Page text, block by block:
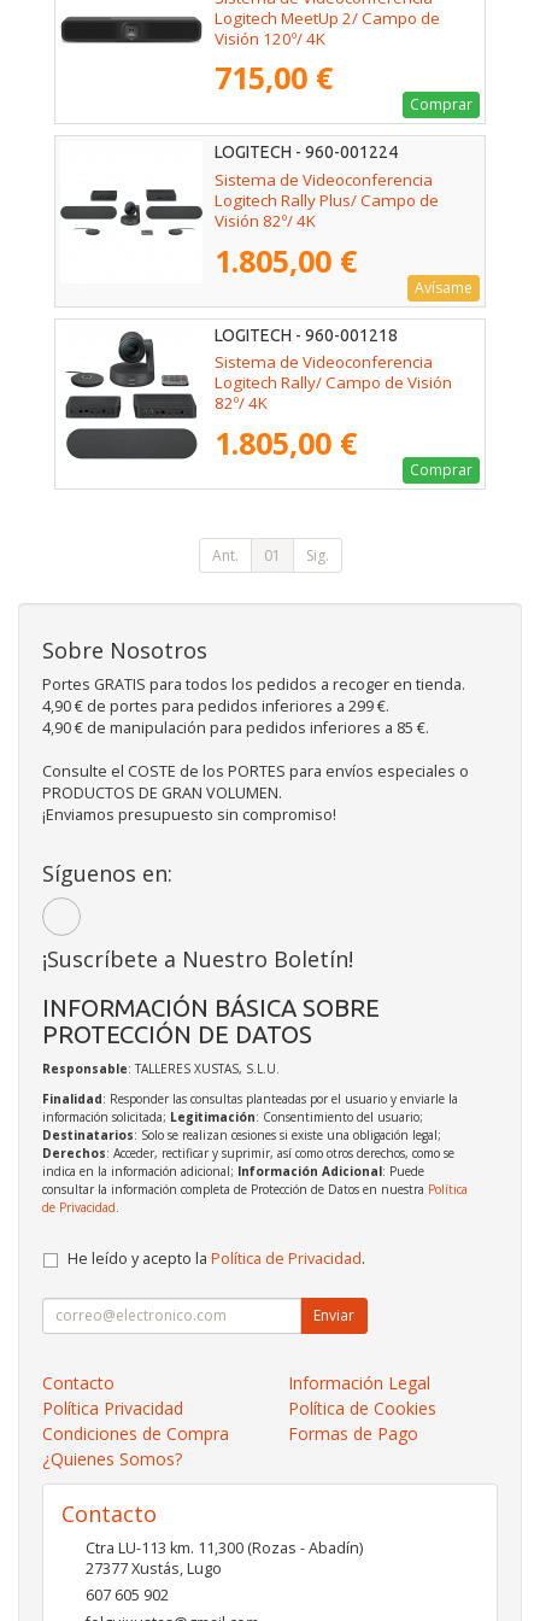
Logitech MeetUp 2/ Campo de
Visión 120º/ 4K
715,00 €
Comprar
LOGITECH - 960-001224
Sistema de Videoconferencia
Logitech Rally Plus/ Campo de
Visión 82º/ 4K
1.805,00 €
Avísame
LOGITECH - 960-001218
Sistema de Videoconferencia
Logitech Rally/ Campo de Visión
82º/ 4K
1.805,00 €
Comprar
Ant. 01 Sig.
Sobre Nosotros
Portes GRATIS para todos los pedidos a recoger en tienda.
4,90 € de portes para pedidos inferiores a 299 €.
4,90 € de manipulación para pedidos inferiores a 85 €.
Consulte el COSTE de los PORTES para envíos especiales o
PRODUCTOS DE GRAN VOLUMEN.
¡Enviamos presupuesto sin compromiso!
Síguenos en:
¡Suscríbete a Nuestro Boletín!
INFORMACIÓN BÁSICA SOBRE
PROTECCIÓN DE DATOS
Responsable: TALLERES XUSTAS, S.L.U.
Finalidad: Responder las consultas planteadas por el usuario y enviarle la
información solicitada; Legitimación: Consentimiento del usuario;
Destinatarios: Solo se realizan cesiones si existe una obligación legal;
Derechos: Acceder, rectificar y suprimir, así como otros derechos, como se
indica en la información adicional; Información Adicional: Puede
consultar la información completa de Protección de Datos en nuestra Política
de Privacidad
He leído y acepto la Política de Privacidad.
Enviar
Contacto
Información Legal
Política Privacidad
Política de Cookies
Condiciones de Compra
Formas de Pago
¿Quienes Somos?
Contacto
Ctra LU-113 km. 11,300 (Rozas - Abadín)
27377Xustás,Lugo
607 605 902